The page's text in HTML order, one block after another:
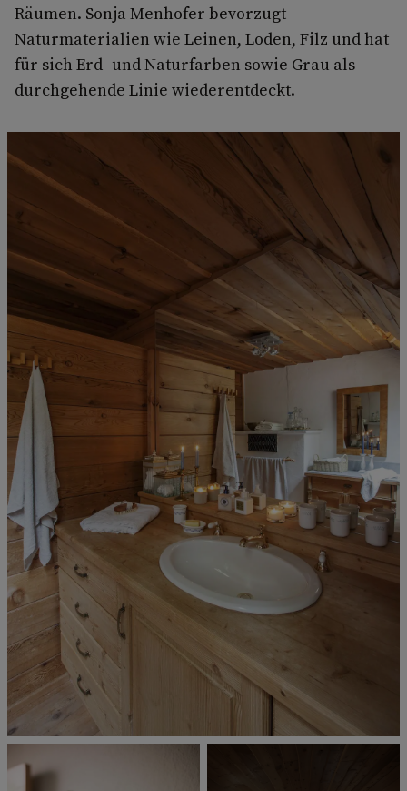
Räumen. Sonja Menhofer bevorzugt
Naturmaterialien wie Leinen, Loden, Filz und hat
für sich Erd- und Naturfarben sowie Grau als
durchgehende Linie wiederentdeckt.